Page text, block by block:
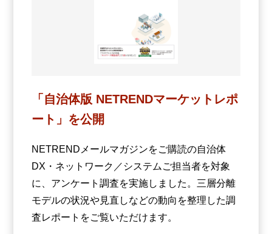
「自治体版 NETRENDマーケットレポ
ート」を公開
NETRENDメールマガジンをご購読の自治体
DX・ネットワーク／システムご担当者を対象
に、アンケート調査を実施しました。三層分離
モデルの状況や見直しなどの動向を整理した調
査レポートをご覧いただけます。